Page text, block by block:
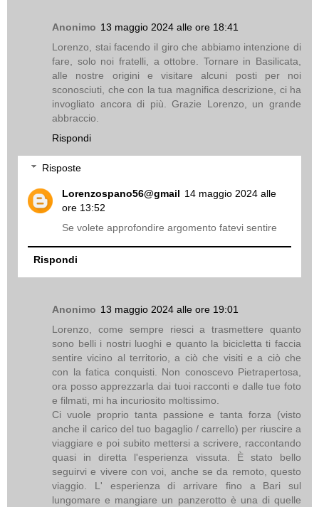
Anonimo 13 maggio 2024 alle ore 18:41
Lorenzo, stai facendo il giro che abbiamo intenzione di
fare, solo noi fratelli, a ottobre. Tornare in Basilicata,
alle nostre origini e visitare alcuni posti per noi
sconosciuti, che con la tua magnifica descrizione, ci ha
invogliato ancora di più. Grazie Lorenzo, un grande
abbraccio.
Rispondi
Risposte
Lorenzospano56@gmail 14 maggio 2024 alle
ore 13:52
Se volete approfondire argomento fatevi sentire
Rispondi
Anonimo 13 maggio 2024 alle ore 19:01
Lorenzo, come sempre riesci a trasmettere quanto
sono belli i nostri luoghi e quanto la bicicletta ti faccia
sentire vicino al territorio, a ciò che visiti e a ciò che
con la fatica conquisti. Non conoscevo Pietrapertosa,
ora posso apprezzarla dai tuoi racconti e dalle tue foto
e filmati, mi ha incuriosito moltissimo.
Ci vuole proprio tanta passione e tanta forza (visto
anche il carico del tuo bagaglio / carrello) per riuscire a
viaggiare e poi subito mettersi a scrivere, raccontando
quasi in diretta l'esperienza vissuta. È stato bello
seguirvi e vivere con voi, anche se da remoto, questo
viaggio. L' esperienza di arrivare fino a Bari sul
lungomare e mangiare un panzerotto è una di quelle